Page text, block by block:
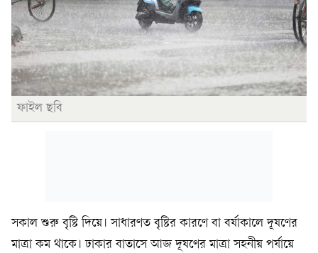
ফাইল ছবি
সকাল শুরু বৃষ্টি দিয়ে। সাধারণত বৃষ্টির কারণে বা বর্ষাকালে দূষণের
মাত্রা কম থাকে। ঢাকার বাতাসে আজ দূষণের মাত্রা সহনীয় পর্যায়ে